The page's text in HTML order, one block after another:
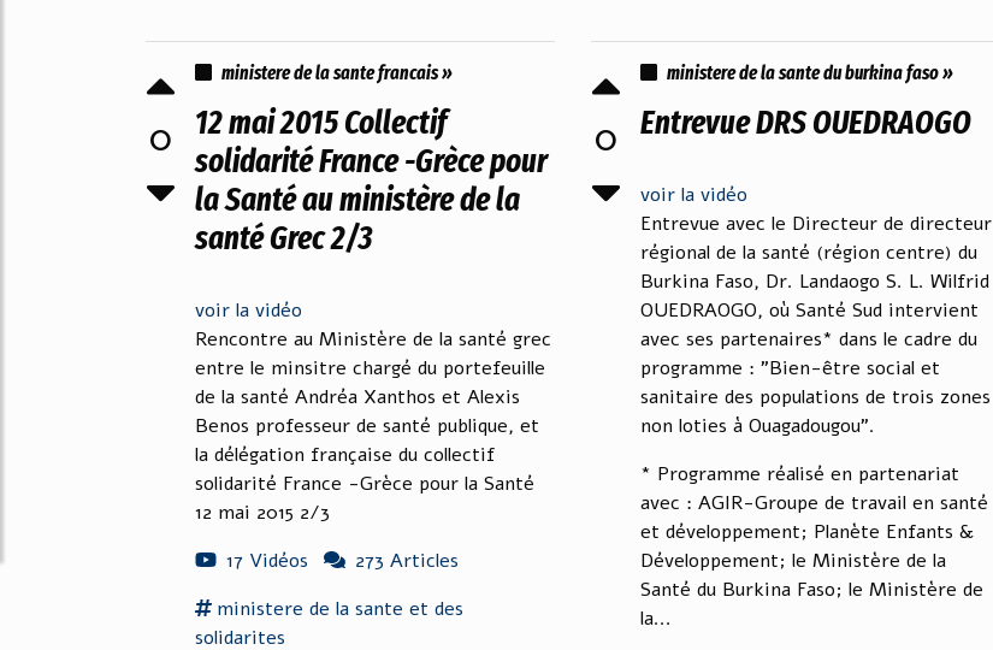
0
ministere de la sante francais »
12 mai 2015 Collectif
solidarité France -Grèce pour
la Santé au ministère de la
santé Grec 2/3
voir la vidéo
Rencontre au Ministère de la santé grec
entre le minsitre chargé du portefeuille
de la santé Andréa Xanthos et Alexis
Benos professeur de santé publique, et
la délégation française du collectif
solidarité France -Grèce pour la Santé
12 mai 2015 2/3
17 Vidéos
273 Articles
ministere de la sante et des
solidarites
0
ministere de la sante du burkina faso »
Entrevue DRS OUEDRAOGO
voir la vidéo
Entrevue avec le Directeur de directeur
régional de la santé (région centre) du
Burkina Faso, Dr. Landaogo S. L. Wilfrid
OUEDRAOGO, où Santé Sud intervient
avec ses partenaires* dans le cadre du
programme : "Bien-être social et
sanitaire des populations de trois zones
non loties à Ouagadougou".
* Programme réalisé en partenariat
avec : AGIR-Groupe de travail en santé
et développement; Planète Enfants &
Développement; le Ministère de la
Santé du Burkina Faso; le Ministère de
la...